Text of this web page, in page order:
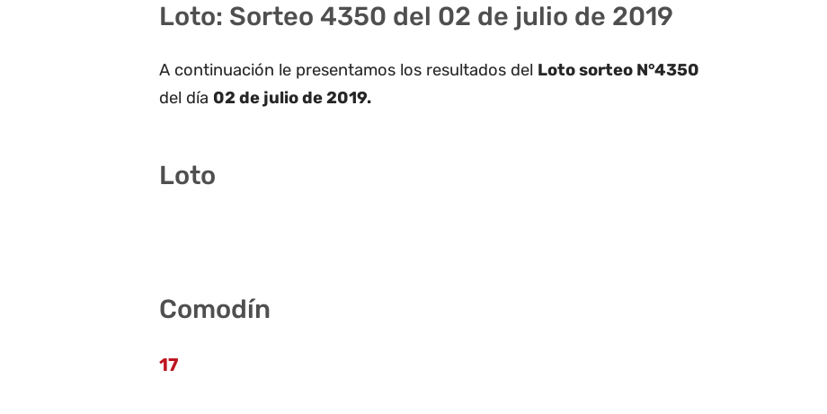
Loto: Sorteo 4350 del 02 de julio de 2019
A continuación le presentamos los resultados del Loto sorteo N°4350
del día 02 de julio de 2019.
Loto
Comodín
17